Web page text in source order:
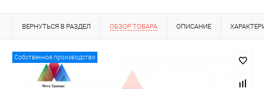
ВЕРНУТЬСЯ В РАЗДЕЛ ОБЗОР ТОВАРА ОПИСАНИЕ
Собственное производство